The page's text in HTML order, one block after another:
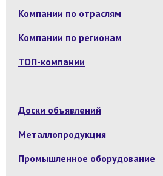
Компании по отраслям
Компании по регионам
ТОП-компании
Доски объявлений
Металлопродукция
Промышленное оборудование